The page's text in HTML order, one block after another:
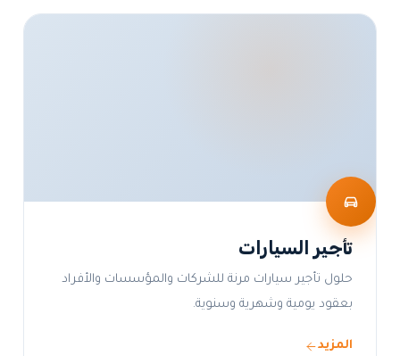
تأجير السيارات
حلول تأجير سيارات مرنة للشركات والمؤسسات والأفراد
بعقود يومية وشهرية وسنوية.
المزيد